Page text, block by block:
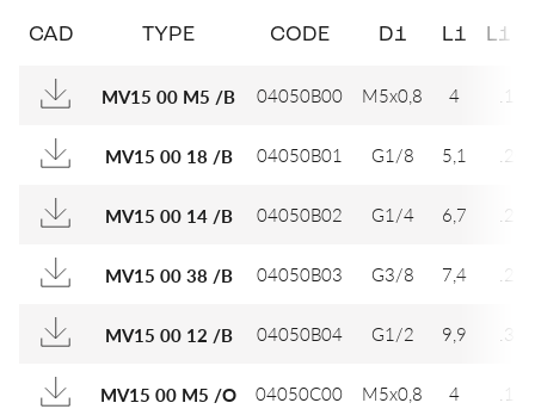
CAD TYPE CODE D1 L1 L1
MV15 00 M5 /B 04050B00 M5x0,8 4 .157
MV15 00 18 /B 04050B01 G1/8 5,1 .201
MV15 00 14 /B 04050B02 G1/4 6,7 .264
MV15 00 38 /B 04050B03 G3/8 7,4 .291
MV15 00 12 /B 04050B04 G1/2 9,9 .390
MV15 00 M5 /O 04050C00 M5x0,8 4 .157